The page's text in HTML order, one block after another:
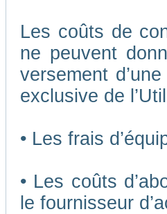
Les coûts de
ne peuvent
versement
exclusive de
• Les frais
• Les coûts
le fournisseur